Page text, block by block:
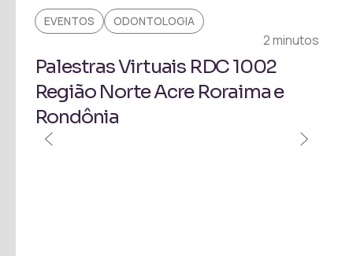
EVENTOS ODONTOLOGIA
2 minutos
Palestras Virtuais RDC 1002
Região Norte Acre Roraima e
Rondônia